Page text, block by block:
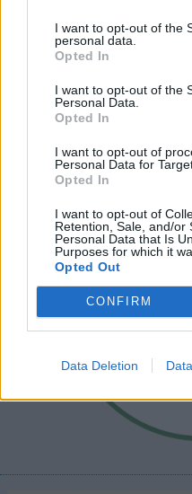
I want to opt-out of the
personal data.
Opted In
I want to opt-out of the
Personal Data.
Opted In
I want to opt-out of
Personal Data for
Opted In
I want to opt-out of
Retention, Sale, and/or
Personal Data that Is
Purposes for which it
Opted Out
CONFIRM
Data Deletion